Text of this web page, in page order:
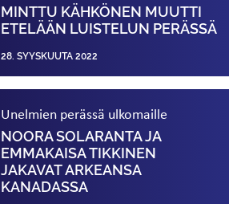
MINTTU KÄHKÖNEN MUUTTI
ETELÄÄN LUISTELUN PERÄSSÄ
28. SYYSKUUTA 2022
Unelmien perässä ulkomaille
NOORA SOLARANTA JA
EMMAKAISA TIKKINEN
JAKAVAT ARKEANSA
KANADASSA